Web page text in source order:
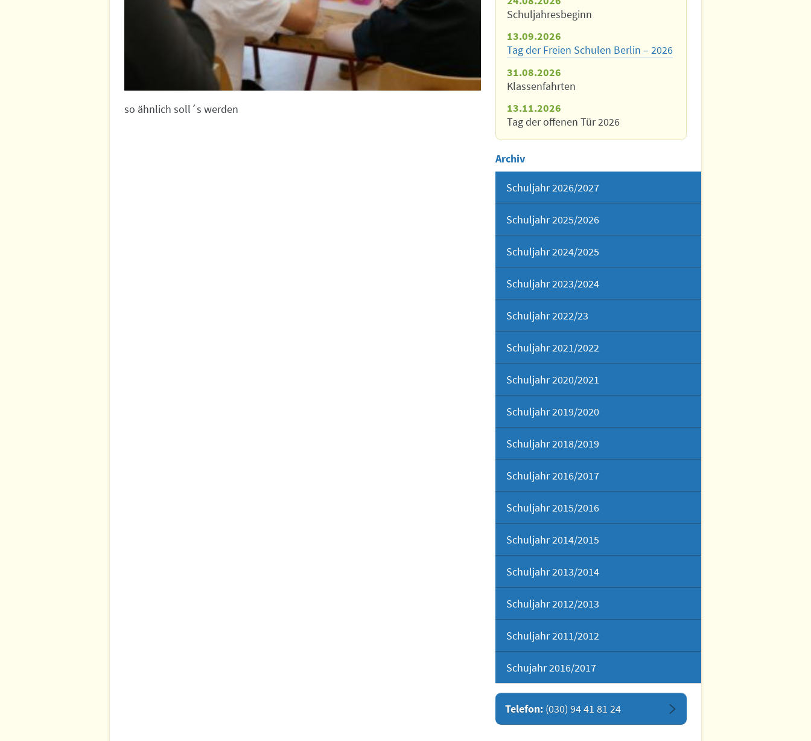
so ähnlich soll´s werden
Schuljahresbeginn
13.09.2026
Tag der Freien Schulen Berlin – 2026
31.08.2026
Klassenfahrten
13.11.2026
Tag der offenen Tür 2026
Archiv
Schuljahr 2026/2027
Schuljahr 2025/2026
Schuljahr 2024/2025
Schuljahr 2023/2024
Schuljahr 2022/23
Schuljahr 2021/2022
Schuljahr 2020/2021
Schuljahr 2019/2020
Schuljahr 2018/2019
Schuljahr 2016/2017
Schuljahr 2015/2016
Schuljahr 2014/2015
Schuljahr 2013/2014
Schuljahr 2012/2013
Schuljahr 2011/2012
Schujahr 2016/2017
Telefon: (030) 94 41 81 24